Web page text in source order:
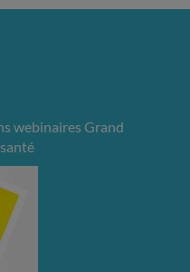
webinaires Grand